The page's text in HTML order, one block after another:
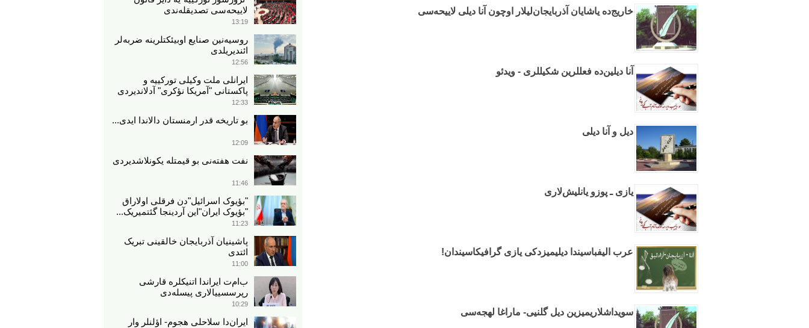
خاریج‌ده یاشایان آذربایجان‌لیلار اوچون آنا دیلی لاییحه‌سی
آنا دیلین‌ده فعللرین شکیللری - ویدئو
دیل و آنا دیلی
یازی ـ پوزو یانلیش‌لاری
عرب الیفباسیندا دیلیمیزدکی یازی گرافیکاسیندان!
سویداشلاریمیزین دیل گلنیی- ماراغا لهجه‌سی
لاییحه‌سی تصدیقله‌ندی
13:19
روسیه‌نین صنایع اوبیئکتلرینه ضربه‌لر
ائندیریلدی
12:56
ایرانلی ملت وکیلی تورکییه و
پاکستانی "آمریکا نؤکری" آدلاندیردی
12:33
بو تاریخه قدر ارمنستان دالاندا ایدی...
12:09
نفت هفته‌نی بو قیمتله یکونلاشدیردی
11:46
"بؤیوک اسرائیل"دن فرقلی اولاراق
"بؤیوک ایران"این آردینجا گئتمیریک...
11:23
پاشینیان آذربایجان خالقینی تبریک
ائتدی
11:00
ب‌ام‌ت ایراندا اتنیکلره قارشی
رپرسسییالاری پیسله‌دی
10:29
ایران‌دا سلاحلی هجوم- اؤلنلر وار